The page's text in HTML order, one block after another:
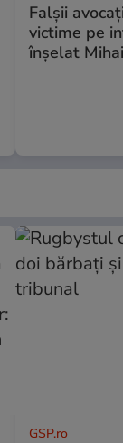
Falşii
victime pe
înşelat
GSP.ro